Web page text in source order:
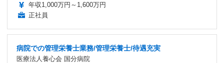
年収1,000万円～1,600万円
正社員
病院での管理栄養士業務/管理栄養士/待遇充実
医療法人養心会 国分病院